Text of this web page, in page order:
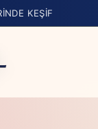
KEŞIF